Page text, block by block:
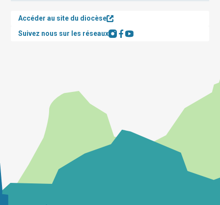
Accéder au site du diocèse
Suivez nous sur les réseaux